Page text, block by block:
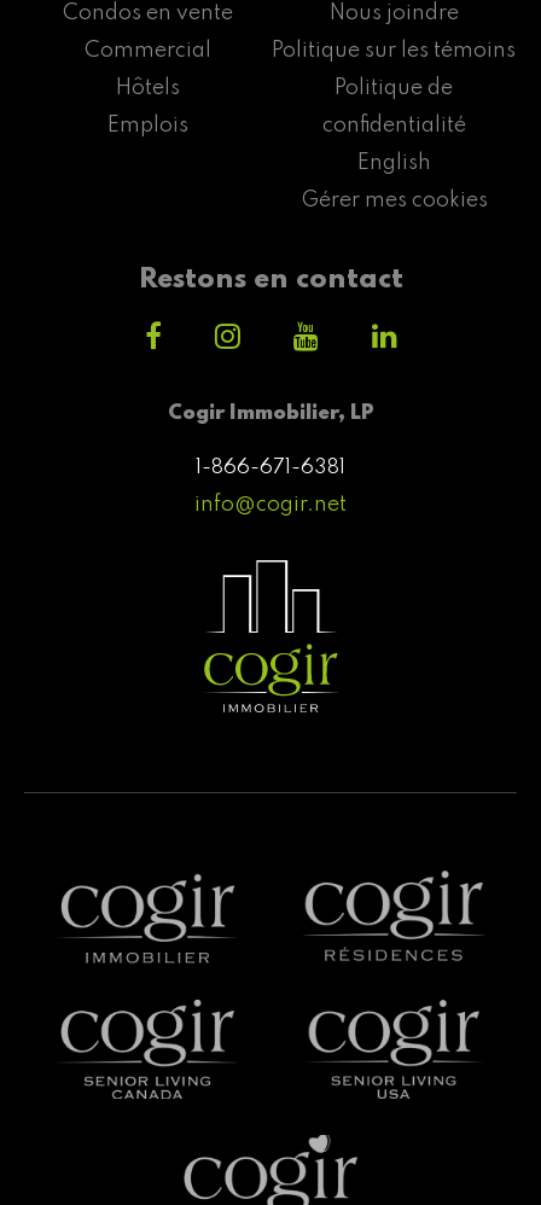
Cogir Immobilier, LP
1-866-671-6381
info@cogir.net
Condos en vente
Commercial
Hôtels
Emplois
Nous joindre
Politique sur les témoins
Politique de
confidentialité
English
Gérer mes cookies
Restons en contact